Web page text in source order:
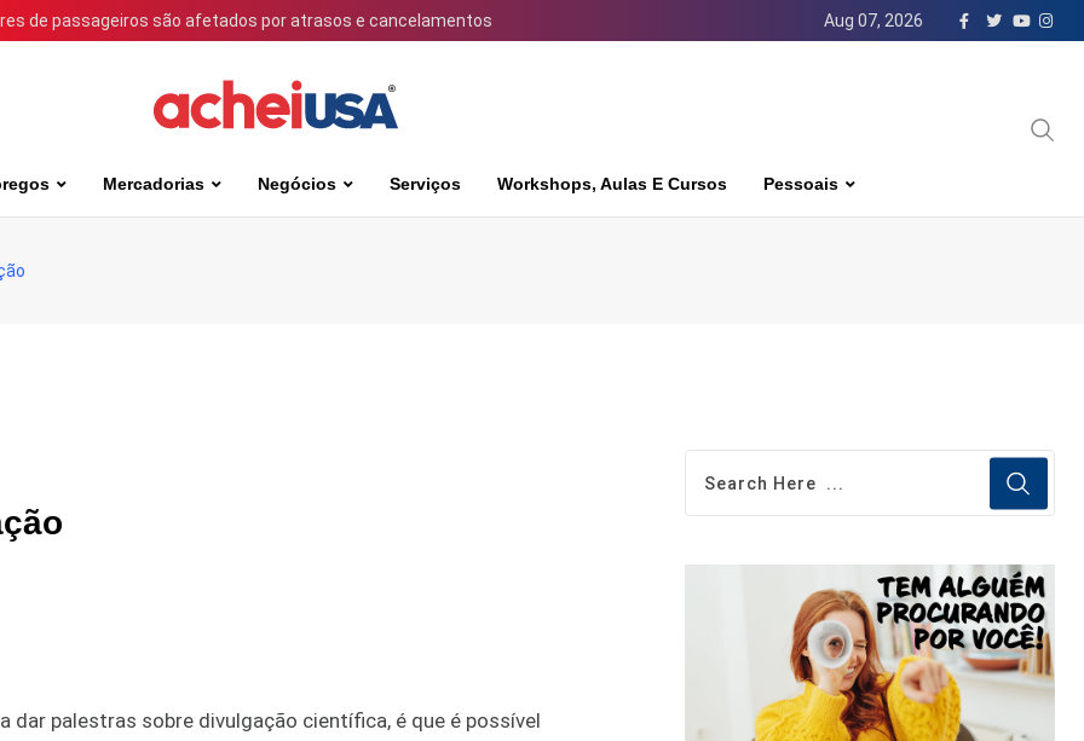
de passageiros são afetados por atrasos e cancelamentos Aug 07, 2026
Mercadorias Negócios Serviços Workshops, Aulas E Cursos Pessoais
dar palestras sobre divulgação científica, é que é possível